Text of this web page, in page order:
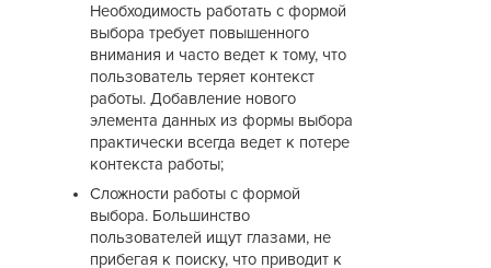
Необходимость работать с формой
выбора требует повышенного
внимания и часто ведет к тому, что
пользователь теряет контекст
работы. Добавление нового
элемента данных из формы выбора
практически всегда ведет к потере
контекста работы;
Сложности работы с формой
выбора. Большинство
пользователей ищут глазами, не
прибегая к поиску, что приводит к